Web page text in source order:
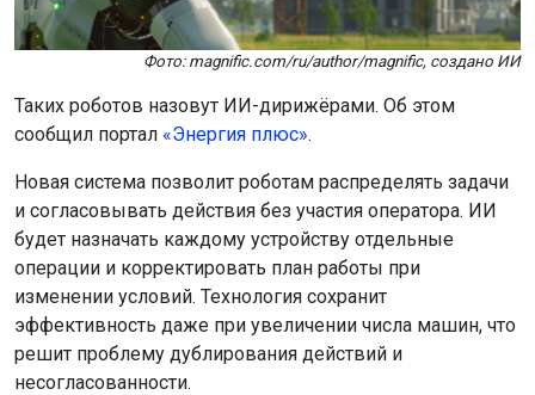
Фото: magnific.com/ru/author/magnific, создано ИИ
Таких роботов назовут ИИ-дирижёрами. Об этом
сообщил портал «Энергия плюс».
Новая система позволит роботам распределять задачи
и согласовывать действия без участия оператора. ИИ
будет назначать каждому устройству отдельные
операции и корректировать план работы при
изменении условий. Технология сохранит
эффективность даже при увеличении числа машин, что
решит проблему дублирования действий и
несогласованности.